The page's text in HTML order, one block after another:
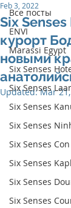
Все посты
ENVI
Marassi Egypt
Six Senses
Six Senses
Six Senses
Six Senses
Six Senses
Six Senses
Six Senses
Six Senses
Six
курорт
новыми
Feb 3, 2022
Updated:Mar